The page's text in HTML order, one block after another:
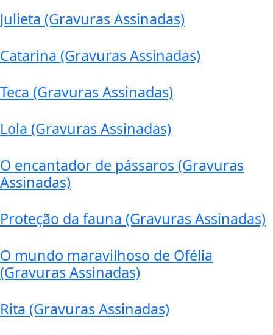
Julieta (Gravuras Assinadas)
Catarina (Gravuras Assinadas)
Teca (Gravuras Assinadas)
Lola (Gravuras Assinadas)
O encantador de pássaros (Gravuras
Assinadas)
Proteção da fauna (Gravuras Assinadas)
O mundo maravilhoso de Ofélia
(Gravuras Assinadas)
Rita (Gravuras Assinadas)